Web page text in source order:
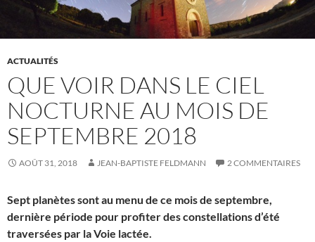
ACTUALITÉS
QUE VOIR DANS LE CIEL
NOCTURNE AU MOIS DE
SEPTEMBRE 2018
AOÛT 31, 2018 JEAN-BAPTISTE FELDMANN 2 COMMENTAIRES
Sept planètes sont au menu de ce mois de septembre,
dernière période pour profiter des constellations d’été
traversées par la Voie lactée.